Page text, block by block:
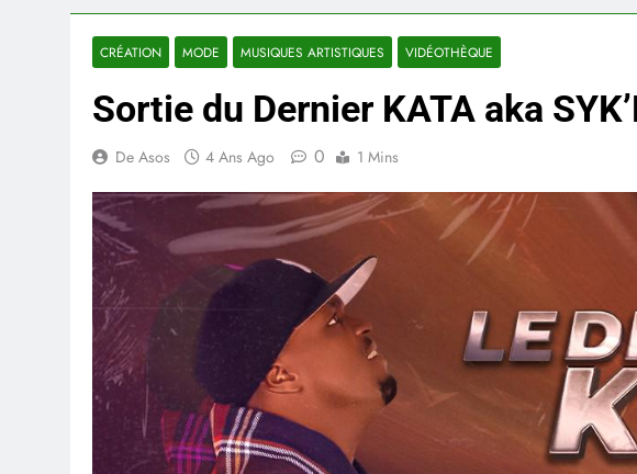
CRÉATION MODE MUSIQUES ARTISTIQUES VIDÉOTHÈQUE
Sortie du Dernier KATA aka
De Asos 4 Ans Ago 0 1 Mins